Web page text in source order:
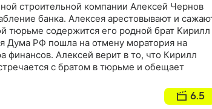
строительной компании Алексей Чернов
банка. Алексея арестовывают и
тюрьме содержится его родной брат Кирилл
Дума РФ пошла на отмену моратория на
финансов. Алексей верит в то, что Кирилл
с братом в тюрьме и обещает
6.5